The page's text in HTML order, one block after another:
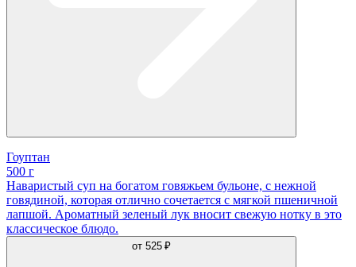
Гоуптан
500 г
Наваристый суп на богатом говяжьем бульоне, с нежной
говядиной, которая отлично сочетается с мягкой пшеничной
лапшой. Ароматный зеленый лук вносит свежую нотку в это
классическое блюдо.
от 525 ₽